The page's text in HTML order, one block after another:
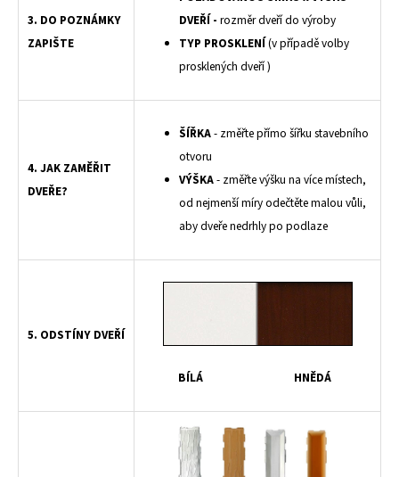
3. DO POZNÁMKY
ZAPIŠTE
DVEŘÍ - rozměr dveří do výroby
TYP PROSKLENÍ(v případě volby
prosklených dveří )
4. JAK ZAMĚŘIT
DVEŘE?
ŠÍŘKA- změřte přímo šířku stavebního
otvoru
VÝŠKA- změřte výšku na více místech,
od nejmenší míry odečtěte malou vůli,
aby dveře nedrhly po podlaze
5. ODSTÍNY DVEŘÍ
BÍLÁ HNĚDÁ